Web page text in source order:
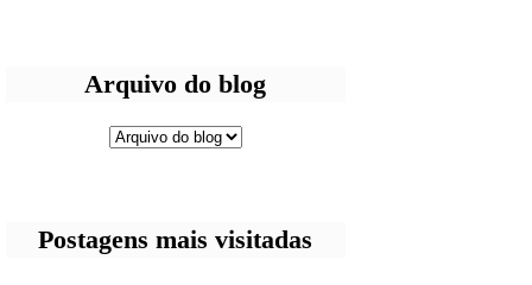
Arquivo do blog
Postagens mais visitadas